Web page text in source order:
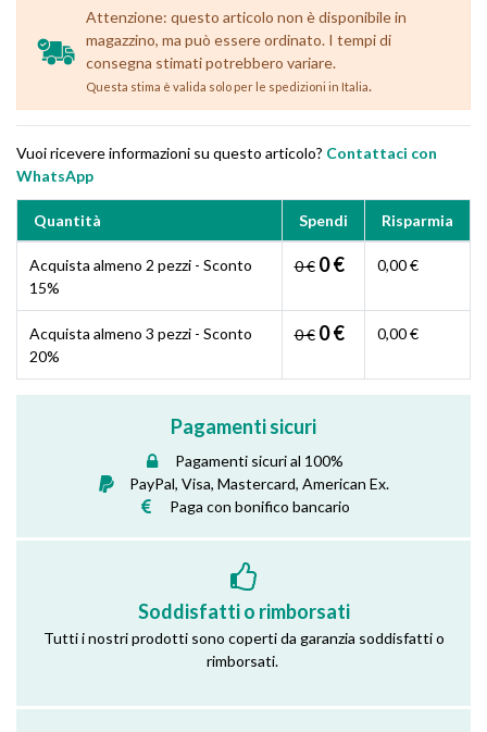
Attenzione: questo articolo non è disponibile in
magazzino, ma può essere ordinato. I tempi di
consegna stimati potrebbero variare.
Questa stima è valida solo per le spedizioni in Italia.
Vuoi ricevere informazioni su questo articolo? Contattaci con
WhatsApp
Quantità Spendi Risparmia
Acquista almeno 2 pezzi - Sconto
15%
0 € 0 € 0,00 €
Acquista almeno 3 pezzi - Sconto
20%
0 € 0 € 0,00 €
Pagamenti sicuri
Pagamenti sicuri al 100%
PayPal, Visa, Mastercard, American Ex.
Paga con bonifico bancario
Soddisfatti o rimborsati
Tutti i nostri prodotti sono coperti da garanzia soddisfatti o
rimborsati.